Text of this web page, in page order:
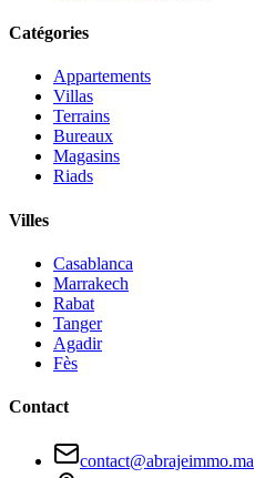
Catégories
Appartements
Villas
Terrains
Bureaux
Magasins
Riads
Villes
Casablanca
Marrakech
Rabat
Tanger
Agadir
Fès
Contact
contact@abrajeimmo.ma